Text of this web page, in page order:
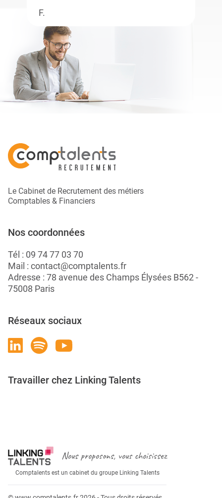
F.
Le Cabinet de Recrutement des métiers
Comptables & Financiers
Nos coordonnées
Tél : 09 74 77 03 70
Mail : contact@comptalents.fr
Adresse : 78 avenue des Champs Élysées B562 -
75008 Paris
Réseaux sociaux
Travailler chez Linking Talents
Nous proposons, vous choisissez
Comptalents est un cabinet du groupe Linking Talents